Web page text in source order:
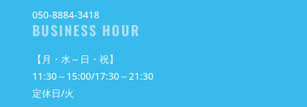
050-8884-3418
BUSINESS HOUR
【月・水～日・祝】
11:30～15:00/17:30～21:30
定休日/火